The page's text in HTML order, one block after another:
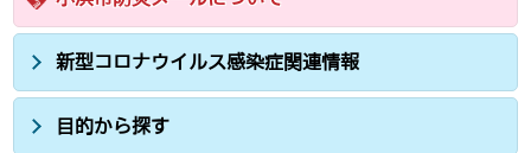
新型コロナウイルス感染症関連情報
目的から探す